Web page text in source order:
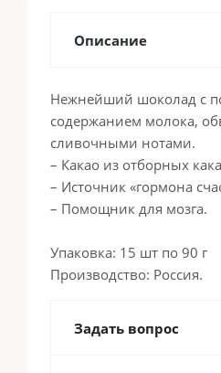
Описание
Нежнейший шоколад с
содержанием молока,
сливочными нотами.
– Какао из отборных
– Источник «гормона
– Помощник для мозга.
Упаковка: 15 шт по 90 г
Производство: Россия.
Задать вопрос